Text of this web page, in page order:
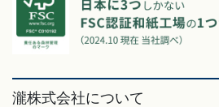
瀧株式会社について